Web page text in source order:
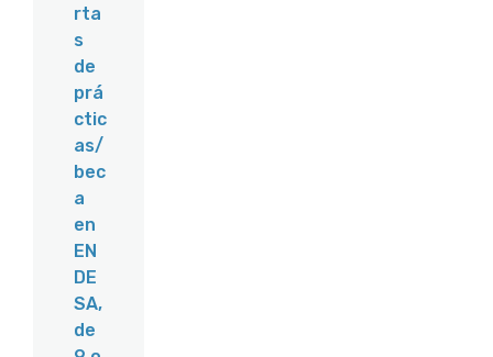
rta
s
de
prá
ctic
as/
bec
a
en
EN
DE
SA,
de